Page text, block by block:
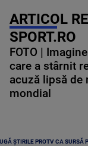
ARTICOL
SPORT.RO
FOTO |
care a stârnit
acuză lipsă de
mondial
ȘTIRILE PROTV CA SURSĂ